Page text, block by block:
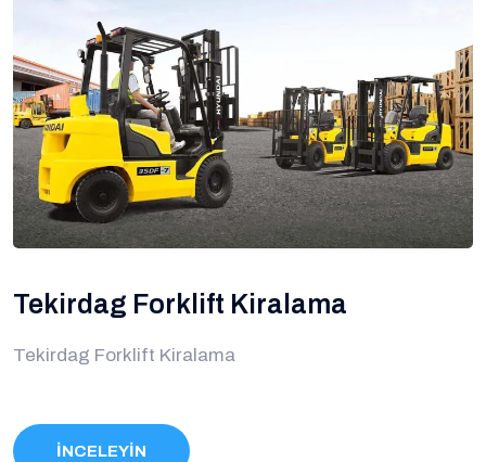
Tekirdag Forklift Kiralama
Tekirdag Forklift Kiralama
İNCELEYİN